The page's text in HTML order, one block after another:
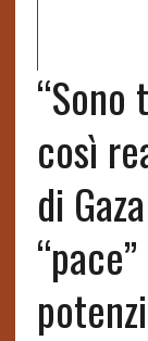
così
di